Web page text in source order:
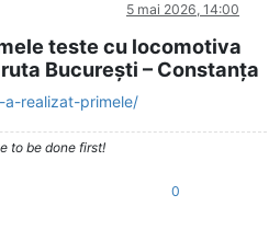
5 mai 2026, 14:00
teste cu locomotiva
București – Constanța
realizat-primele/
to be done first!
0